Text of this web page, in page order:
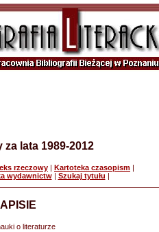
za lata 1989-2012
rzeczowy | Kartoteka czasopism |
wydawnictw| Szukaj tytułu |
o literaturze